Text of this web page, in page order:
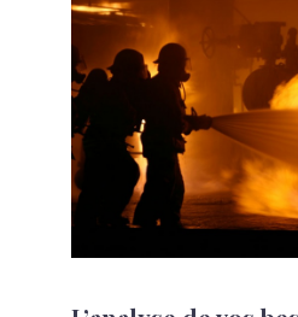
Nous contacter